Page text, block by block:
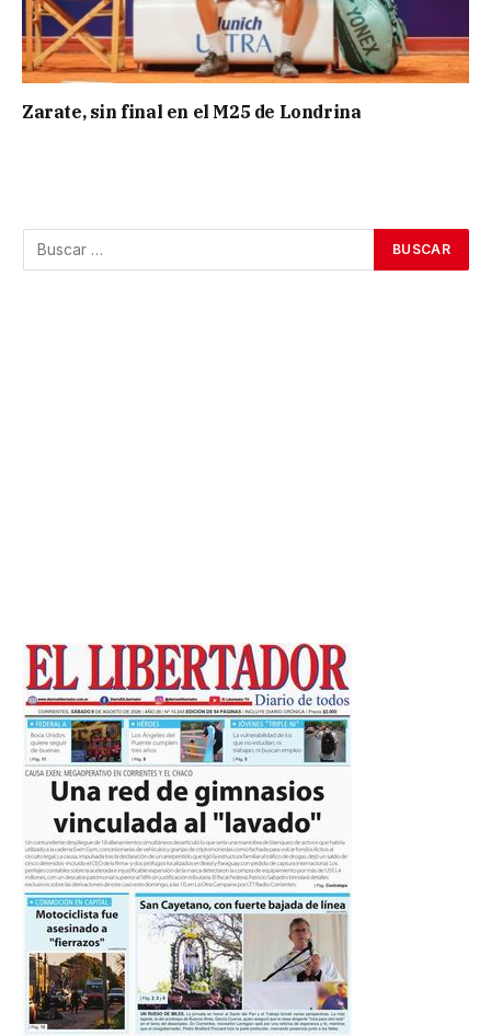
Zarate, sin final en el M25 de Londrina